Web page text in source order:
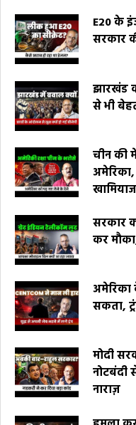
E20 के
सरकार
झारखंड
से भी
चीन की
सरकार
कर
अमेरिका
सकता,
मोदी
नोटबंदी
नाराज़